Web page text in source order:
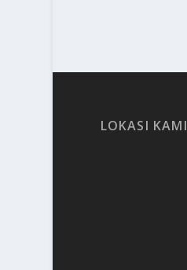
LOKASI KAMI